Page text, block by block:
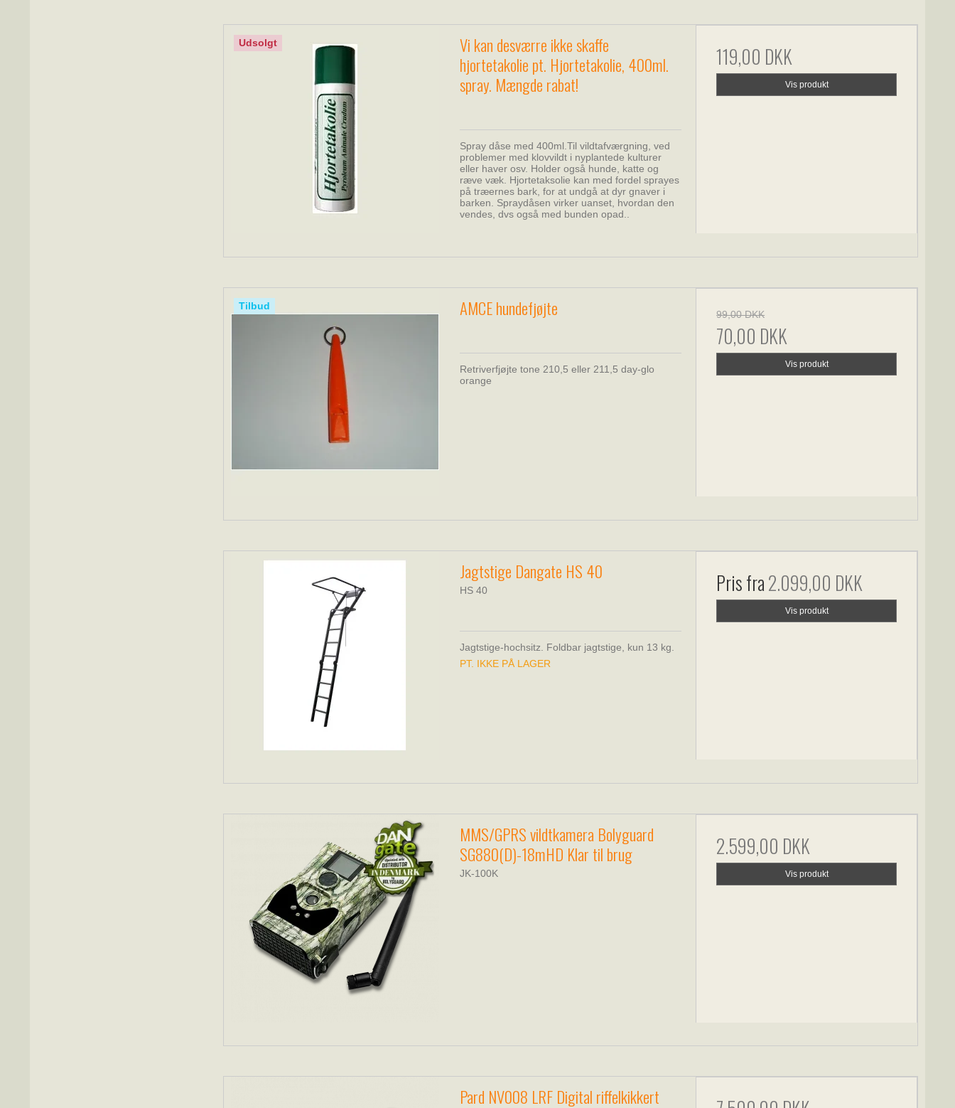
Udsolgt
Vi kan desværre ikke skaffe
hjortetakolie pt. Hjortetakolie, 400ml.
spray. Mængde rabat!
Spray dåse med 400ml.Til vildtafværgning, ved
problemer med klovvildt i nyplantede kulturer
eller haver osv. Holder også hunde, katte og
ræve væk. Hjortetaksolie kan med fordel sprayes
på træernes bark, for at undgå at dyr gnaver i
barken. Spraydåsen virker uanset, hvordan den
vendes, dvs også med bunden opad..
119,00 DKK
Vis produkt
Tilbud AMCE hundefjøjte
Retriverfjøjte tone 210,5 eller 211,5 day-glo
orange
99,00 DKK
70,00 DKK
Vis produkt
Jagtstige Dangate HS 40
HS 40
Jagtstige-hochsitz. Foldbar jagtstige, kun 13 kg.
PT. IKKE PÅ LAGER
Pris fra2.099,00 DKK
Vis produkt
MMS/GPRS vildtkamera Bolyguard
SG880(D)-18mHD Klar til brug
JK-100K
2.599,00 DKK
Vis produkt
Pard NV008 LRF Digital riffelkikkert